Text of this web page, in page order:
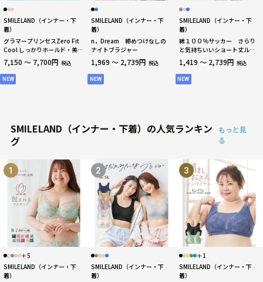
SMILELAND（インナー・下
着）
グラマープリンセスZero Fit
Cool しっかりホールド・美胸
キーパー3/4カップブラジャー
7,150 ～ 7,700円 税込
NEW
SMILELAND（インナー・下
着）
n，Dream 締めつけなしの
ナイトブラジャー
1,969 ～ 2,739円 税込
NEW
SMILELAND（インナー・下
着）
綿１００％サッカー さらり
と気持ちいいショート丈ルー
ムパンツ
1,419 ～ 2,739円 税込
NEW
SMILELAND（インナー・下着）の人気ランキン
グ
もっと見
る
1
＋5
SMILELAND（インナー・下
着）
2
SMILELAND（インナー・下
着）
3
＋1
SMILELAND（インナー・下
着）